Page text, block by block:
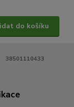
do košíku
38501110433